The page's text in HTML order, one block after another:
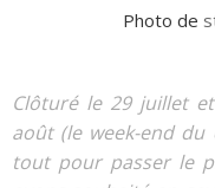
Photo de
Clôturé le 29 juillet
août (le week-end du
tout pour passer le